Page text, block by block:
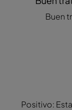
Buen
Positivo: